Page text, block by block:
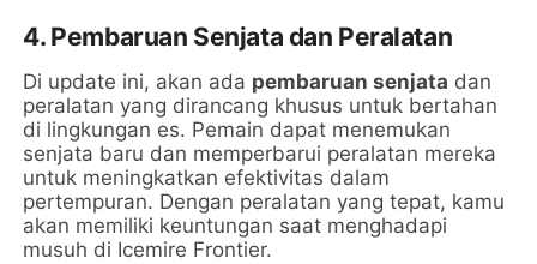
4. Pembaruan Senjata dan Peralatan
Di update ini, akan ada pembaruan senjata dan
peralatan yang dirancang khusus untuk bertahan
di lingkungan es. Pemain dapat menemukan
senjata baru dan memperbarui peralatan mereka
untuk meningkatkan efektivitas dalam
pertempuran. Dengan peralatan yang tepat, kamu
akan memiliki keuntungan saat menghadapi
musuh di Icemire Frontier.